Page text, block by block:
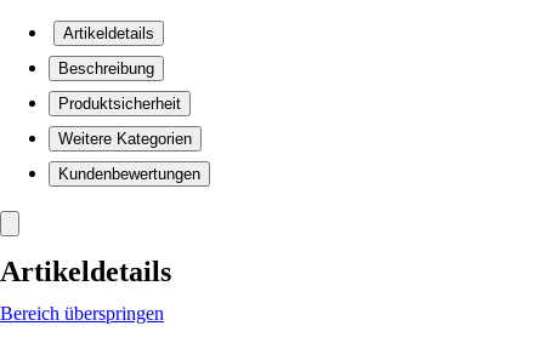
Artikeldetails
Beschreibung
Produktsicherheit
Weitere Kategorien
Kundenbewertungen
Artikeldetails
Bereich überspringen